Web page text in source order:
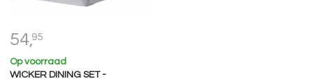
54,95
Op voorraad
WICKER DINING SET -